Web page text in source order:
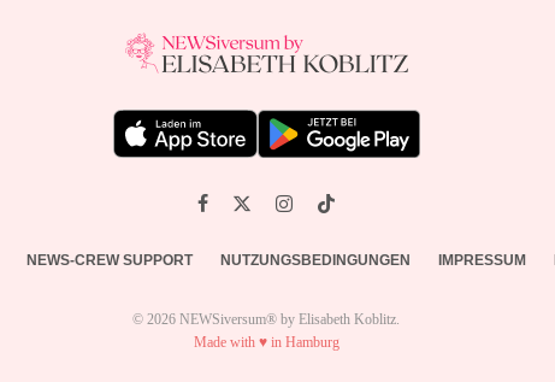
NEWS-CREW SUPPORT NUTZUNGSBEDINGUNGEN IMPRESSUM
© 2026 NEWSiversum® by Elisabeth Koblitz.
Made with ♥ in Hamburg